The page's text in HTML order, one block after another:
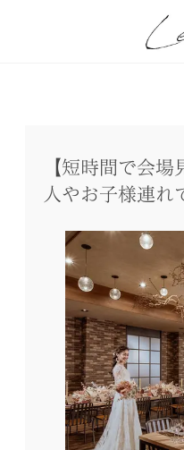
【短時間で会場
人やお子様連れ